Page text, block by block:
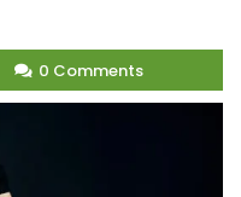
0 Comments